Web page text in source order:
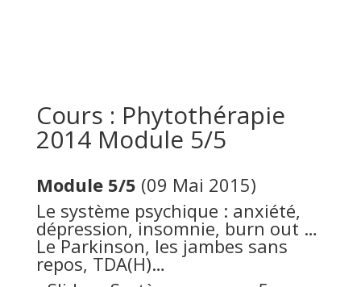
Cours : Phytothérapie
2014 Module 5/5
Module 5/5 (09 Mai 2015)
Le système psychique : anxiété,
dépression, insomnie, burn out …
Le Parkinson, les jambes sans
repos, TDA(H)…